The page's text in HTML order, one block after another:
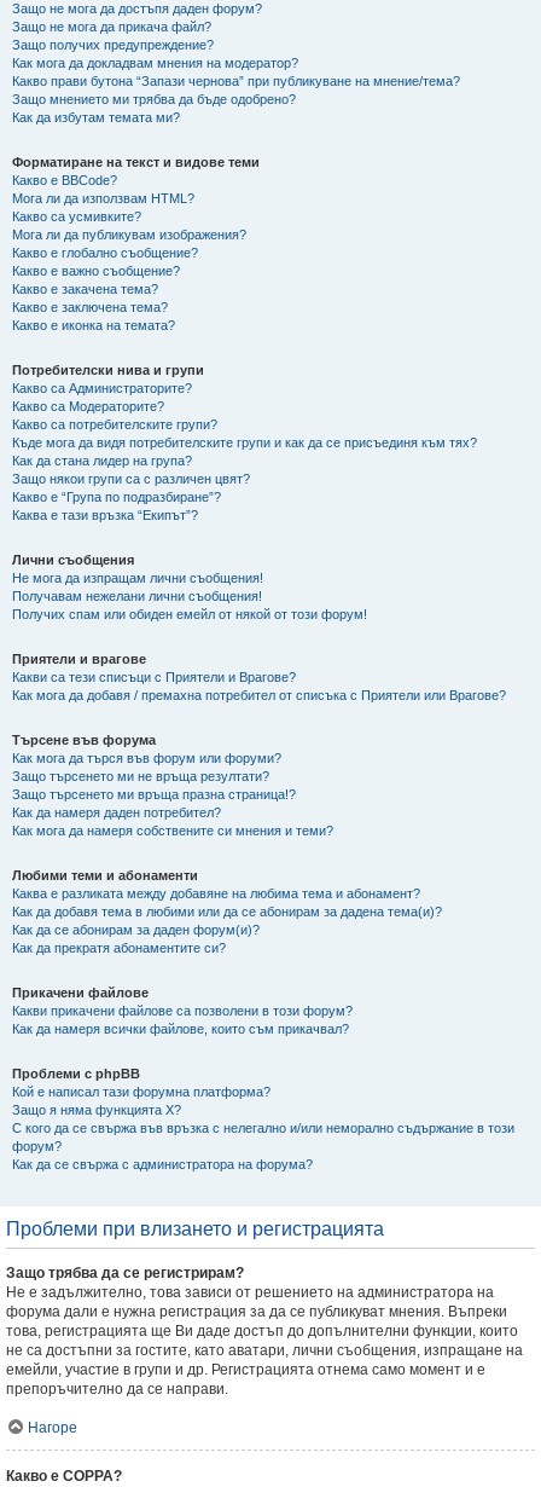
Защо не мога да достъпя даден форум?
Защо не мога да прикача файл?
Защо получих предупреждение?
Как мога да докладвам мнения на модератор?
Какво прави бутона “Запази чернова” при публикуване на мнение/тема?
Защо мнението ми трябва да бъде одобрено?
Как да избутам темата ми?
Форматиране на текст и видове теми
Какво е BBCode?
Мога ли да използвам HTML?
Какво са усмивките?
Мога ли да публикувам изображения?
Какво е глобално съобщение?
Какво е важно съобщение?
Какво е закачена тема?
Какво е заключена тема?
Какво е иконка на темата?
Потребителски нива и групи
Какво са Администраторите?
Какво са Модераторите?
Какво са потребителските групи?
Къде мога да видя потребителските групи и как да се присъединя към тях?
Как да стана лидер на група?
Защо някои групи са с различен цвят?
Какво е “Група по подразбиране”?
Каква е тази връзка “Екипът”?
Лични съобщения
Не мога да изпращам лични съобщения!
Получавам нежелани лични съобщения!
Получих спам или обиден емейл от някой от този форум!
Приятели и врагове
Какви са тези списъци с Приятели и Врагове?
Как мога да добавя / премахна потребител от списъка с Приятели или Врагове?
Търсене във форума
Как мога да търся във форум или форуми?
Защо търсенето ми не връща резултати?
Защо търсенето ми връща празна страница!?
Как да намеря даден потребител?
Как мога да намеря собствените си мнения и теми?
Любими теми и абонаменти
Каква е разликата между добавяне на любима тема и абонамент?
Как да добавя тема в любими или да се абонирам за дадена тема(и)?
Как да се абонирам за даден форум(и)?
Как да прекратя абонаментите си?
Прикачени файлове
Какви прикачени файлове са позволени в този форум?
Как да намеря всички файлове, които съм прикачвал?
Проблеми с phpBB
Кой е написал тази форумна платформа?
Защо я няма функцията X?
С кого да се свържа във връзка с нелегално и/или неморално съдържание в този
форум?
Как да се свържа с администратора на форума?
Проблеми при влизането и регистрацията
Защо трябва да се регистрирам?
Не е задължително, това зависи от решението на администратора на
форума дали е нужна регистрация за да се публикуват мнения. Въпреки
това, регистрацията ще Ви даде достъп до допълнителни функции, които
не са достъпни за гостите, като аватари, лични съобщения, изпращане на
емейли, участие в групи и др. Регистрацията отнема само момент и е
препоръчително да се направи.
Нагоре
Какво е COPPA?